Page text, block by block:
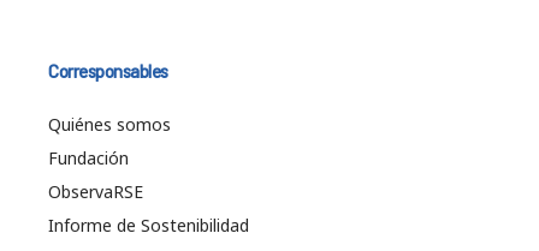
Corresponsables
Quiénes somos
Fundación
ObservaRSE
Informe de Sostenibilidad